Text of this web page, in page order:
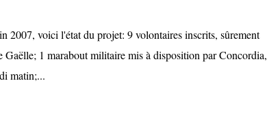
2007, voici l'état du projet: 9 volontaires inscrits, sûrement
Gaëlle; 1 marabout militaire mis à disposition par Concordia,
matin;...